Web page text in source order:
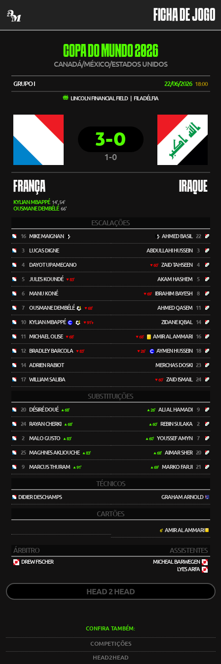
FICHA DE JOGO
COPA DO MUNDO 2026
CANADÁ/MÉXICO/ESTADOS UNIDOS
GRUPO I 22/06/2026 18:00
LINCOLN FINANCIAL FIELD | FILADÉLFIA
3-0
1-0
FRANÇA IRAQUE
KYLIAN MBAPPÉ 14', 54'
OUSMANE DEMBÉLÉ 66'
ESCALAÇÕES
16 MIKE MAIGNAN
3 LUCAS DIGNE
4 DAYOT UPAMECANO
5 JULES KOUNDÉ 83'
6 MANU KONÉ
7 OUSMANE DEMBÉLÉ 68'
10 KYLIAN MBAPPÉ 91'+
11 MICHAEL OLISE 68'
12 BRADLEY BARCOLA 83'
14 ADRIEN RABIOT
17 WILLIAM SALIBA
AHMED BASIL 22
ABDULLAHI HUSSEIN 3
60' ZAID TAHSEEN 4
AKAM HASHEM 5
69' IBRAHIM BAYESH 8
AHMED QASEM 11
ZIDANE IQBAL 14
68' AMIR AL AMMARI 16
26' AYMEN HUSSEIN 18
MERCHAS DOSKI 23
60' ZAID ISMAIL 24
SUBSTITUIÇÕES
20 DÉSIRÉ DOUÉ 68'
24 RAYAN CHERKI 68'
2 MALO GUSTO 83'
25 MAGHNES AKLIOUCHE 83'
9 MARCUS THURAM 91'
26' ALI AL HAMADI 9
60' REBIN SULAKA 2
60' YOUSSEF AMYN 7
68' AIMAR SHER 20
69' MARKO FARJI 21
TÉCNICOS
DIDIER DESCHAMPS GRAHAM ARNOLD
CARTÕES
6'AMIR AL AMMARI
ÁRBITRO ASSISTENTES
DREW FISCHER
MICHEAL BARWEGEN
LYES ARFA
HEAD 2 HEAD
CONFIRA TAMBÉM:
COMPETIÇÕES
HEAD2HEAD